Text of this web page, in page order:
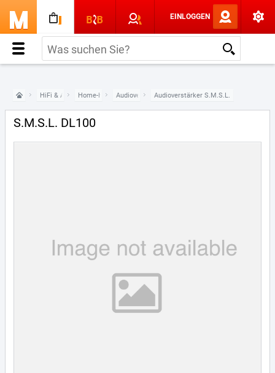
EINLOGGEN
HiFi & Audio Home-HiFi-Komponenten
AudioverstärkerAudioverstärker S.M.S.L.
S.M.S.L. DL100